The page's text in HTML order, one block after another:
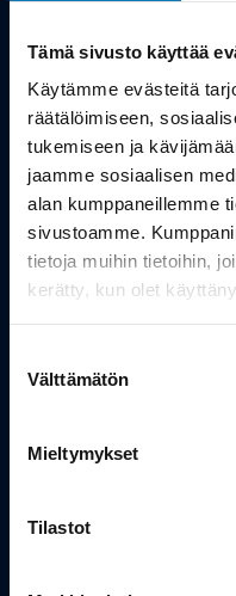
Tämä sivusto käyttää
Käytämme evästeitä
räätälöimiseen,
tukemiseen ja
jaamme sosiaalisen
alan kumppaneillemme
sivustoamme.
tietoja muihin tietoihin,
kerätty, kun olet
valinta
Välttämätön
Mieltymykset
Tilastot
Takuu